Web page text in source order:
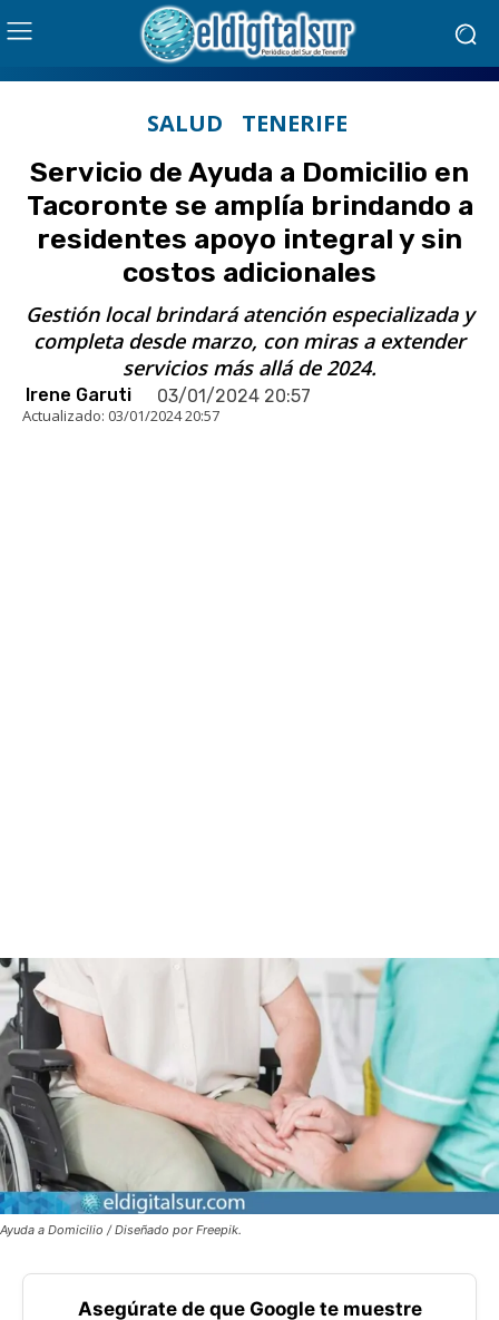
SALUD TENERIFE
Servicio de Ayuda a Domicilio en
Tacoronte se amplía brindando a
residentes apoyo integral y sin
costos adicionales
Gestión local brindará atención especializada y
completa desde marzo, con miras a extender
servicios más allá de 2024.
Irene Garuti 03/01/2024 20:57
Actualizado: 03/01/2024 20:57
Ayuda a Domicilio / Diseñado por Freepik.
Asegúrate de que Google te muestre